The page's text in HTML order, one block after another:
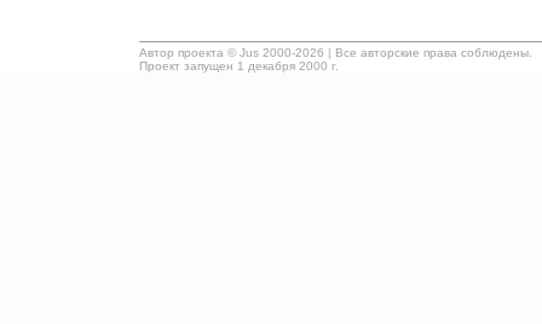
Автор проекта © Jus 2000-2026 | Все авторские права соблюдены.
Проект запущен 1 декабря 2000 г.